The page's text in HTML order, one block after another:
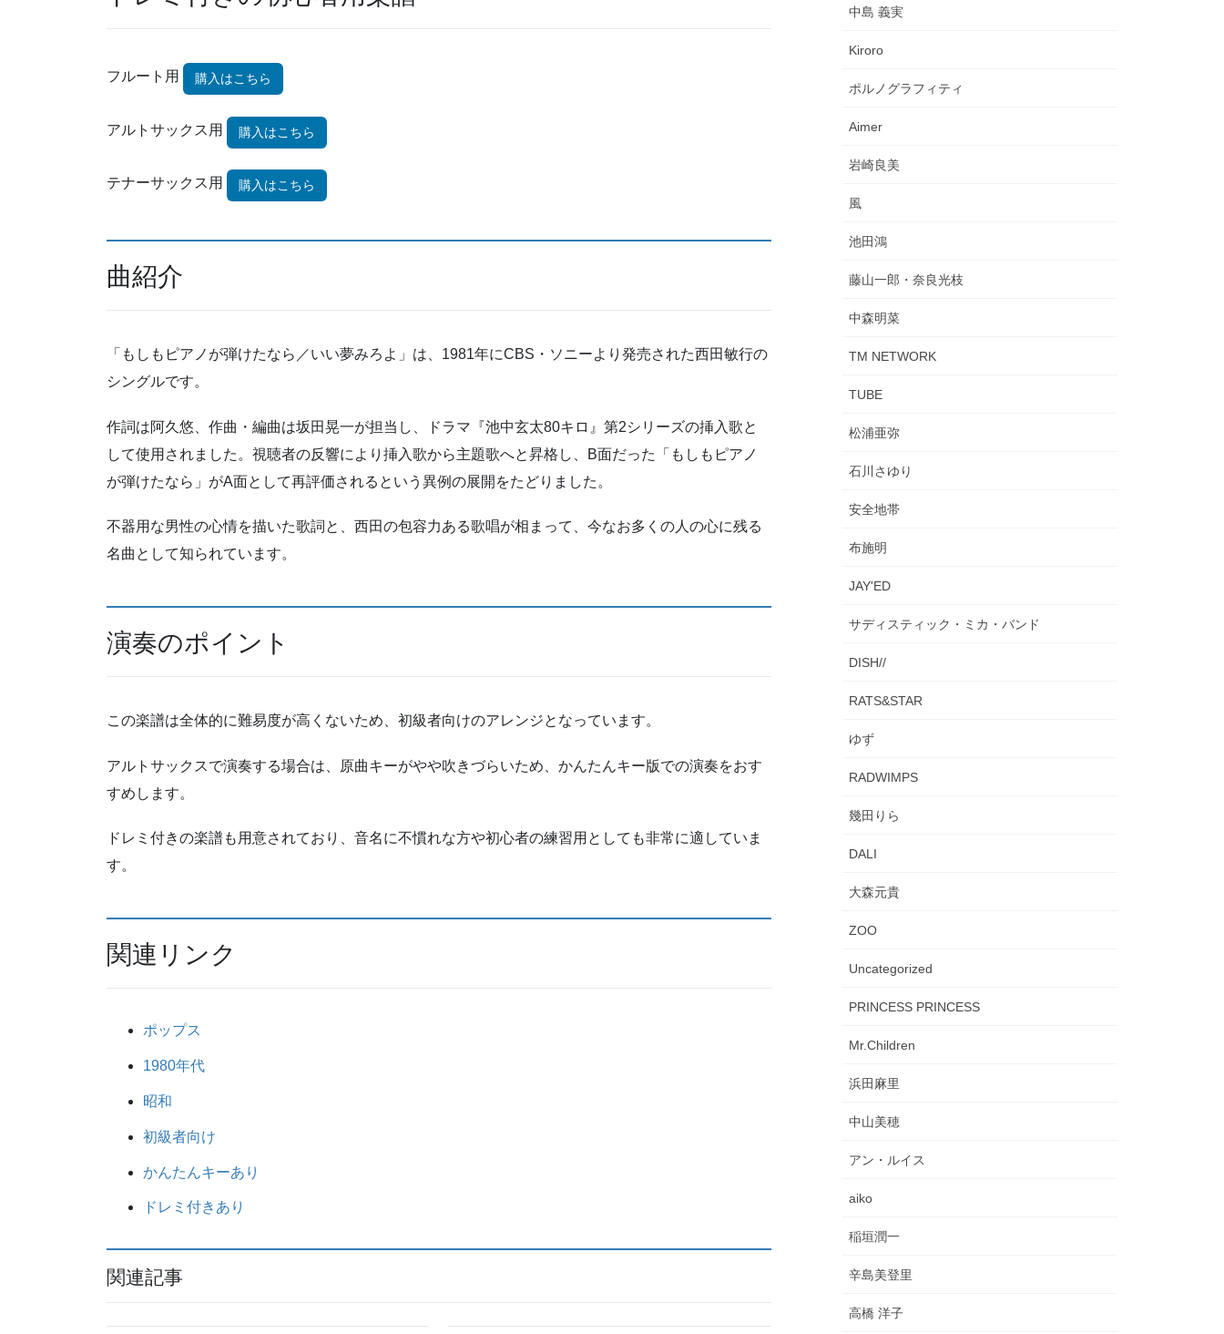
フルート用 購入はこちら
アルトサックス用 購入はこちら
テナーサックス用 購入はこちら
曲紹介
「もしもピアノが弾けたなら／いい夢みろよ」は、1981年にCBS・ソニーより発売された西田敏行の
シングルです。
作詞は阿久悠、作曲・編曲は坂田晃一が担当し、ドラマ『池中玄太80キロ』第2シリーズの挿入歌と
して使用されました。視聴者の反響により挿入歌から主題歌へと昇格し、B面だった「もしもピアノ
が弾けたなら」がA面として再評価されるという異例の展開をたどりました。
不器用な男性の心情を描いた歌詞と、西田の包容力ある歌唱が相まって、今なお多くの人の心に残る
名曲として知られています。
演奏のポイント
この楽譜は全体的に難易度が高くないため、初級者向けのアレンジとなっています。
アルトサックスで演奏する場合は、原曲キーがやや吹きづらいため、かんたんキー版での演奏をおす
すめします。
ドレミ付きの楽譜も用意されており、音名に不慣れな方や初心者の練習用としても非常に適していま
す。
関連リンク
ポップス
1980年代
昭和
初級者向け
かんたんキーあり
ドレミ付きあり
関連記事
中島 義実
Kiroro
ポルノグラフィティ
Aimer
岩崎良美
風
池田鴻
藤山一郎・奈良光枝
中森明菜
TM NETWORK
TUBE
松浦亜弥
石川さゆり
安全地帯
布施明
JAY'ED
サディスティック・ミカ・バンド
DISH//
RATS&STAR
ゆず
RADWIMPS
幾田りら
DALI
大森元貴
ZOO
Uncategorized
PRINCESS PRINCESS
Mr.Children
浜田麻里
中山美穂
アン・ルイス
aiko
稲垣潤一
辛島美登里
高橋 洋子